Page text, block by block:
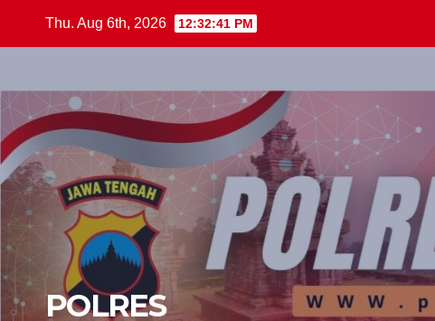
Thu. Aug 6th, 2026 12:32:43 PM
POLRES